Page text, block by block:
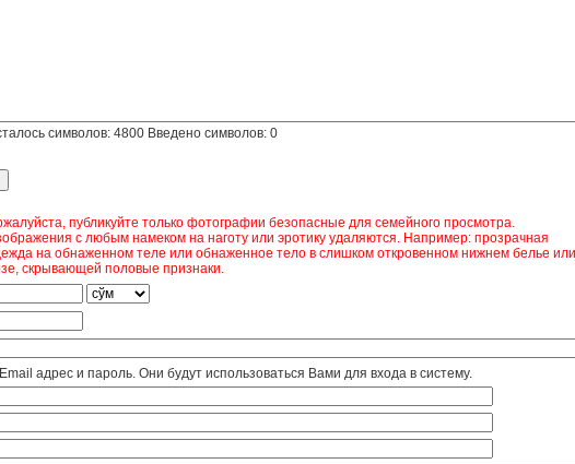
символов: 4800Введено символов: 0
публикуйте только фотографии безопасные для семейного просмотра.
с любым намеком на наготу или эротику удаляются. Например: прозрачная
на обнаженном теле или обнаженное тело в слишком откровенном нижнем белье
скрывающей половые признаки.
адрес и пароль. Они будут использоваться Вами для входа в систему.